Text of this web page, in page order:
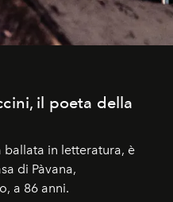
il poeta della
ballata in letteratura, è
di Pàvana,
a 86 anni.